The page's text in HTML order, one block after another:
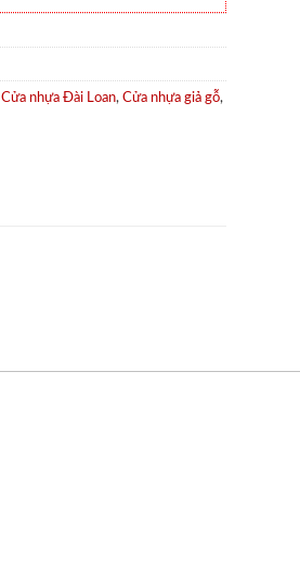
Cửa nhựa Đài Loan, Cửa nhựa giả gỗ,